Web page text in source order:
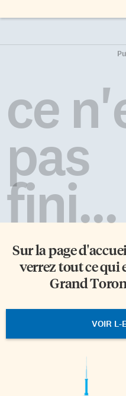
ce
pas
fini...
Sur la page
verrez tout ce qui
Grand
VOIR L-